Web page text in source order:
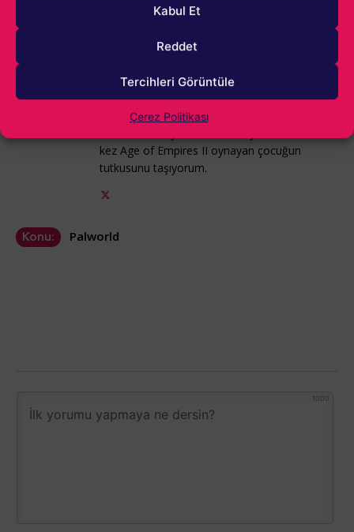
Kabul Et
Reddet
Tercihleri Görüntüle
Çerez Politikası
Alparslan Gürlek
bir çocuk olarak video oyunlarıyla ilk bakışta
aşk yaşadım. Age of Empires II ile başlayan
yolculuk, kendi oyunumu yapmaya kadar
kez Age of Empires II oynayan çocuğun
tutkusunu taşıyorum.
Konu: Palworld
1000